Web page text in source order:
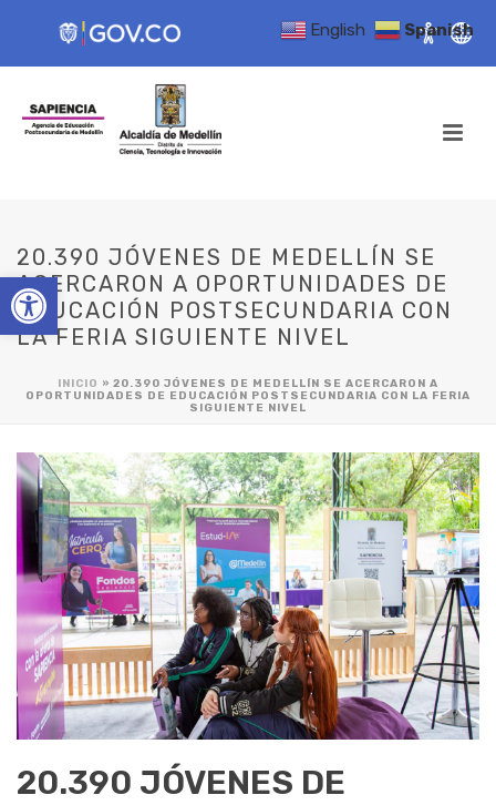
Open toolbar
20.390 JÓVENES DE MEDELLÍN SE
ACERCARON A OPORTUNIDADES DE
EDUCACIÓN POSTSECUNDARIA CON
LA FERIA SIGUIENTE NIVEL
INICIO » 20.390 JÓVENES DE MEDELLÍN SE ACERCARON A
OPORTUNIDADES DE EDUCACIÓN POSTSECUNDARIA CON LA FERIA
SIGUIENTE NIVEL
20.390 JÓVENES DE
English Spanish